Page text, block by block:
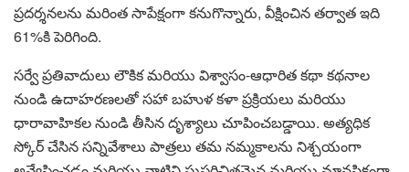
ప్రదర్శనలను మరింత సాపేక్షంగా కనుగొన్నారు, వీక్షించిన తర్వాత ఇది
61%కి పెరిగింది.
సర్వే ప్రతివాదులు లౌకిక మరియు విశ్వాసం-ఆధారిత కథా కథనాల
నుండి ఉదాహరణలతో సహా బహుళ కళా ప్రక్రియలు మరియు
ధారావాహికల నుండి తీసిన దృశ్యాలు చూపించబడ్డాయి. అత్యధిక
స్కోర్ చేసిన సన్నివేశాలు పాత్రలు తమ నమ్మకాలను నిశ్చయంగా